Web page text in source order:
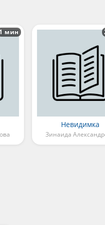
1 мин
Невидимка
Зинаида